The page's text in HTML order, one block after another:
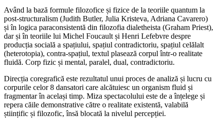
Având la bază formule filozofice și fizice de la teoriile quantum la
post-structuralism (Judith Butler, Julia Kristeva, Adriana Cavarero)
și în logica paraconsistentă din filozofia dialetheista (Graham Priest),
dar și în teoriile lui Michel Foucault și Henri Lefebvre despre
producția socială a spațiului, spațiul contradictoriu, spațiul celălalt
(heterotopia), contra-spațiul, textul plasează corpul într-o realitate
fluidă. Corp fizic și mental, paralel, dual, contradictoriu.
Direcția coregrafică este rezultatul unui proces de analiză și lucru cu
corpurile celor 8 dansatori care alcătuiesc un organism fluid și
fragmentar în același timp. Miza spectacolului este de a înțelege și
repera căile demonstrative către o realitate existentă, valabilă
științific și filozofic, însă blocată la nivelul percepției.